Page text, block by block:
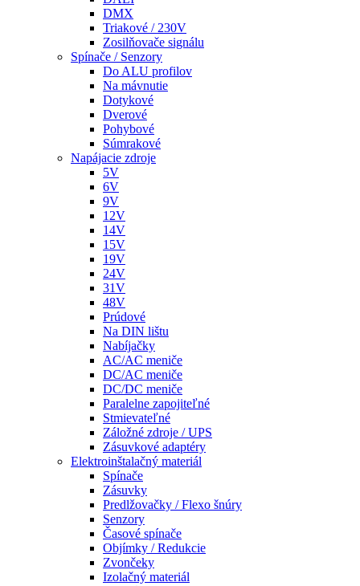
DMX
Triakové / 230V
Zosilňovače signálu
Spínače / Senzory
Do ALU profilov
Na mávnutie
Dotykové
Dverové
Pohybové
Súmrakové
Napájacie zdroje
5V
6V
9V
12V
14V
15V
19V
24V
31V
48V
Prúdové
Na DIN lištu
Nabíjačky
AC/AC meniče
DC/AC meniče
DC/DC meniče
Paralelne zapojiteľné
Stmievateľné
Záložné zdroje / UPS
Zásuvkové adaptéry
Elektroinštalačný materiál
Spínače
Zásuvky
Predlžovačky / Flexo šnúry
Senzory
Časové spínače
Objímky / Redukcie
Zvončeky
Izolačný materiál